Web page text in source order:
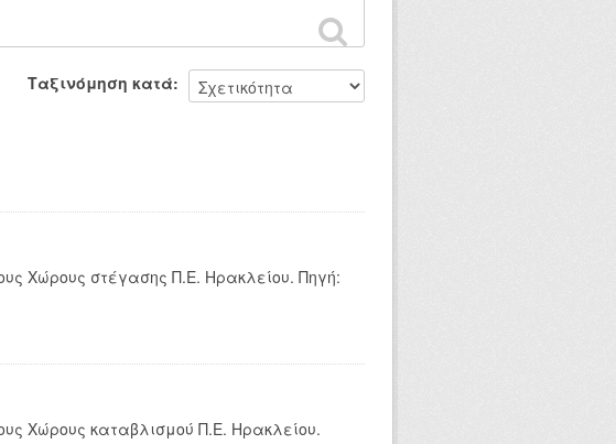
Ταξινόμηση κατά
Χώρους στέγασης Π.Ε. Ηρακλείου. Πηγή:
Χώρους καταβλισμού Π.Ε. Ηρακλείου.